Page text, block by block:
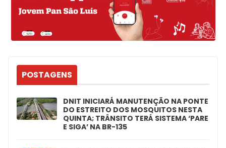
POSTAGENS
DNIT INICIARÁ MANUTENÇÃO NA PONTE
DO ESTREITO DOS MOSQUITOS NESTA
QUINTA; TRÂNSITO TERÁ SISTEMA ‘PARE
E SIGA’ NA BR-135